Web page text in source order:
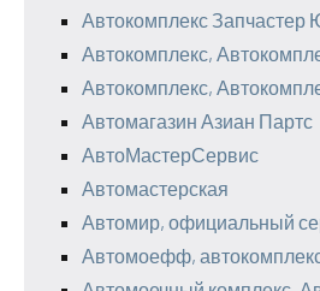
Автокомплекс Запчастер
Автокомплекс,
Автокомплекс,
Автомагазин Азиан Партс
АвтоМастерСервис
Автомастерская
Автомир, официальный
Автомоефф,